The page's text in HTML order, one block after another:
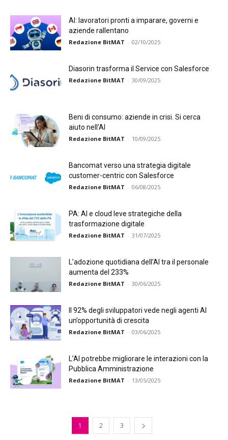
AI: lavoratori pronti a imparare, governi e
aziende rallentano
Redazione BitMAT - 02/10/2025
Diasorin trasforma il Service con Salesforce
Redazione BitMAT - 30/09/2025
Beni di consumo: aziende in crisi. Si cerca
aiuto nell’AI
Redazione BitMAT - 10/09/2025
Bancomat verso una strategia digitale
customer-centric con Salesforce
Redazione BitMAT - 06/08/2025
PA: AI e cloud leve strategiche della
trasformazione digitale
Redazione BitMAT - 31/07/2025
L’adozione quotidiana dell’AI tra il personale
aumenta del 233%
Redazione BitMAT - 30/06/2025
Il 92% degli sviluppatori vede negli agenti AI
un’opportunità di crescita
Redazione BitMAT - 03/06/2025
L’AI potrebbe migliorare le interazioni con la
Pubblica Amministrazione
Redazione BitMAT - 13/05/2025
1 2 3